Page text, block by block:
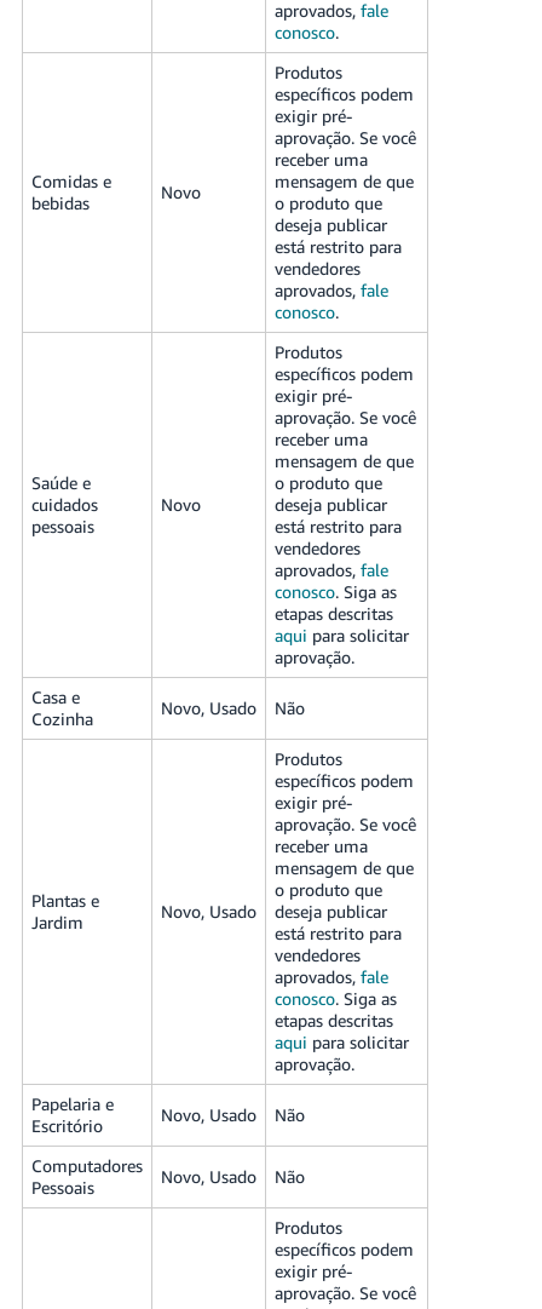
aprovados, fale
conosco.
Comidas e
bebidas
Novo
Produtos
específicos podem
exigir pré-
aprovação. Se você
receber uma
mensagem de que
o produto que
deseja publicar
está restrito para
vendedores
aprovados, fale
conosco.
Saúde e
cuidados
pessoais
Novo
Produtos
específicos podem
exigir pré-
aprovação. Se você
receber uma
mensagem de que
o produto que
deseja publicar
está restrito para
vendedores
aprovados, fale
conosco. Siga as
etapas descritas
aqui para solicitar
aprovação.
Casa e
Cozinha
Novo, Usado Não
Plantas e
Jardim
Novo, Usado
Produtos
específicos podem
exigir pré-
aprovação. Se você
receber uma
mensagem de que
o produto que
deseja publicar
está restrito para
vendedores
aprovados, fale
conosco. Siga as
etapas descritas
aqui para solicitar
aprovação.
Papelaria e
Escritório
Novo, Usado Não
Computadores
Pessoais
Novo, Usado Não
Produtos
específicos podem
exigir pré-
aprovação. Se você